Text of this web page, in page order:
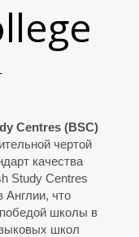
Centres (BSC)
чертой
качества
Study Centres
Англии, что
школы в
школ